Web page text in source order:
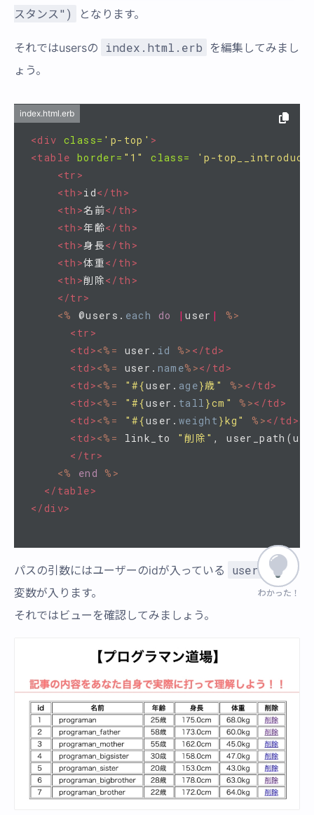
スタンス")
となります。
それではusersの index.html.erb
を編集してみまし
ょう。
index.html.erb
<div class= 'p-top' >
<table border= "1" class=
'p-
<tr>
<th>id</th>
<th>名前</th>
<th>年齢</th>
<th>身長</th>
<th>体重</th>
<th>削除</th>
</tr>
<%
@users . each do |user |
%>
<tr>
<td><%= user . id %> </td>
<td><%= user . name%></td>
<td><%= "#{user . age}歳" %> </td>
<td><%= "#{user . tall }cm" %></td>
<td><%= "#{user . weight }kg" %></td>
<td><%= link_to "削除" , user_path (
</tr>
<%
end
%>
</table>
</div>
パスの引数にはユーザーのidが入っている user
という
変数が入ります。
それではビューを確認してみましょう。
わかった！
わかった！